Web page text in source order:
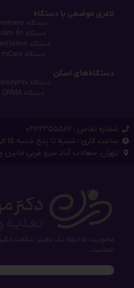
لاغری موضعی با دستگاه
دستگاه‌ volcano
دستگاه‌ slim fit
دستگاه cavitation
دستگاه mCare
دستگاه‌های اسکن
دستگاه inbody270
دستگاه QRMA
شماره تماس : ۰۲۱۲۲۳۵۵۵۸۶
ساعت کاری : شنبه تا پنج شنبه 15 الی 20
تهران، سعادت آباد سرو غربی مابین
ماموریت ما ایجاد یک تغییر شگفت
شماست...